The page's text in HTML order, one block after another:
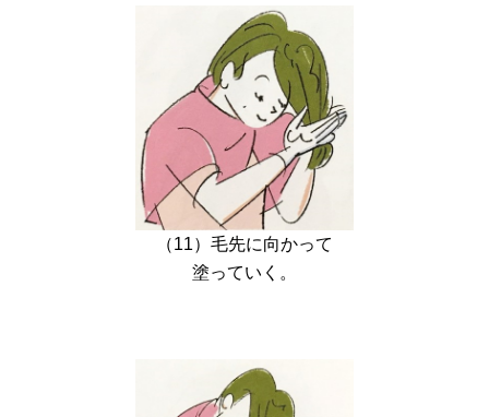
（11）毛先に向かって
塗っていく。